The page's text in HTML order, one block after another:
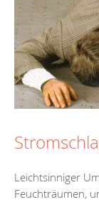
Leichtsinniger
Feuchträumen,